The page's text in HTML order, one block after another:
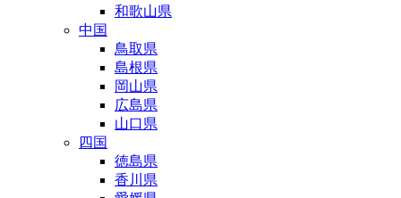
和歌山県
中国
鳥取県
島根県
岡山県
広島県
山口県
四国
徳島県
香川県